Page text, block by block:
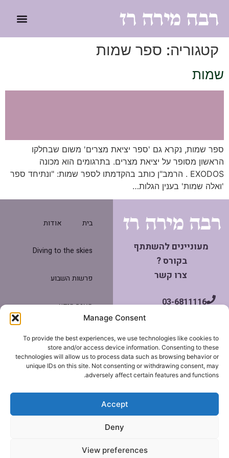
Manage Consent
To provide the best experiences, we use technologies like cookies to
store and/or access device information. Consenting to these
technologies will allow us to process data such as browsing behavior or
unique IDs on this site. Not consenting or withdrawing consent, may
adversely affect certain features and functions.
Accept
Deny
View preferences
קטגוריה: ספר שמות
שמות
ספר שמות, נקרא גם 'ספר יציאת מצרים' משום שבחלקו
הראשון מסופר על יציאת מצרים. בתרגומים הוא מכונה
EXODOS . הרמב"ן כותב בהקדמתו לספר שמות: "ונתיחד ספר
'ואלה שמות' בענין הגלות…
מעוניינים להשתתף
בקורס ?
צרו קשר
03-6811116
miravraz@gmail.com
בית אודות
Diving to the skies
פרשות השבוע
מאגר מידע
צרו קשר
תנאי שימוש